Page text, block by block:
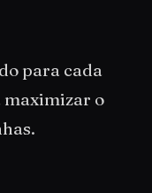
para cada
maximizar o